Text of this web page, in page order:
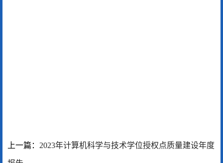
上一篇： 2023年计算机科学与技术学位授权点质量建设年度